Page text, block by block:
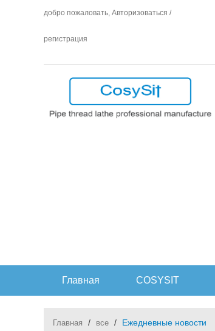
добро пожаловать, Авторизоваться /
регистрация
Главная COSYSIT
Главная / все / Ежедневные новости